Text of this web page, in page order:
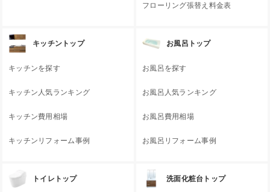
フローリング張替え料金表
キッチントップ
キッチンを探す
キッチン人気ランキング
キッチン費用相場
キッチンリフォーム事例
お風呂トップ
お風呂を探す
お風呂人気ランキング
お風呂費用相場
お風呂リフォーム事例
トイレトップ 洗面化粧台トップ